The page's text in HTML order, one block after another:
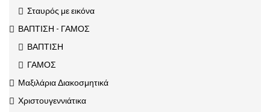
Σταυρός με εικόνα
ΒΑΠΤΙΣΗ - ΓΑΜΟΣ
ΒΑΠΤΙΣΗ
ΓΑΜΟΣ
Μαξιλάρια Διακοσμητικά
Χριστουγεννιάτικα